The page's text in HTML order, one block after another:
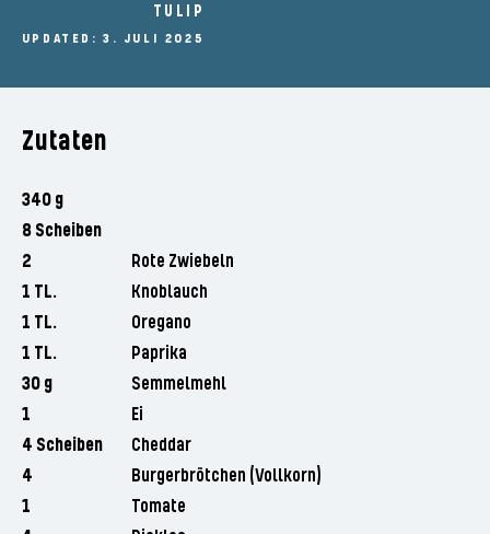
TULIP
UPDATED: 3. JULI 2025
Zutaten
340 g
8 Scheiben
2
Rote Zwiebeln
1 TL.
Knoblauch
1 TL.
Oregano
1 TL.
Paprika
30 g
Semmelmehl
1
Ei
4 Scheiben
Cheddar
4
Burgerbrötchen (Vollkorn)
1
Tomate